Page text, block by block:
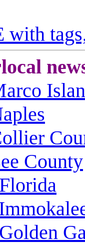
with
County